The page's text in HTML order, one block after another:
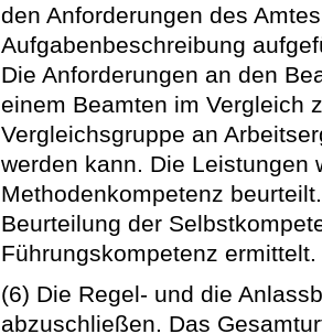
den Anforderungen des
Aufgabenbeschreibung
Die Anforderungen an den
einem Beamten im Vergleich
Vergleichsgruppe an
werden kann. Die Leistungen
Methodenkompetenz
Beurteilung der
Führungskompetenz ermittelt.
(6) Die Regel- und die
abzuschließen. Das